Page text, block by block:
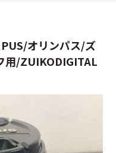
オリンパス/ズ
用/ZUIKODIGITAL